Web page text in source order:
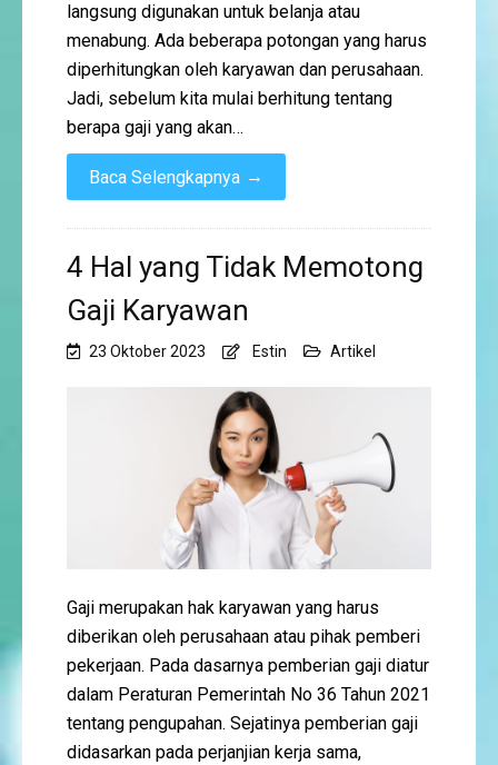
langsung digunakan untuk belanja atau
menabung. Ada beberapa potongan yang harus
diperhitungkan oleh karyawan dan perusahaan.
Jadi, sebelum kita mulai berhitung tentang
berapa gaji yang akan…
Baca Selengkapnya →
4 Hal yang Tidak Memotong
Gaji Karyawan
23 Oktober 2023 Estin Artikel
Gaji merupakan hak karyawan yang harus
diberikan oleh perusahaan atau pihak pemberi
pekerjaan. Pada dasarnya pemberian gaji diatur
dalam Peraturan Pemerintah No 36 Tahun 2021
tentang pengupahan. Sejatinya pemberian gaji
didasarkan pada perjanjian kerja sama,